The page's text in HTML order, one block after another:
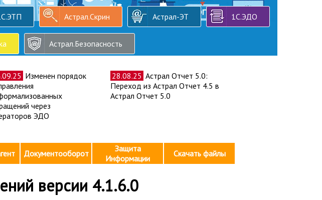
Астрал.Скрин Астрал-ЭТ 1С.ЭДО
Астрал.Безопасность
Изменен порядок
через
ЭДО
28.08.25 Астрал Отчет 5.0:
Переход из Астрал Отчет 4.5 в
Астрал Отчет 5.0
Документооборот
Защита
Информации
Скачать файлы
версии 4.1.6.0